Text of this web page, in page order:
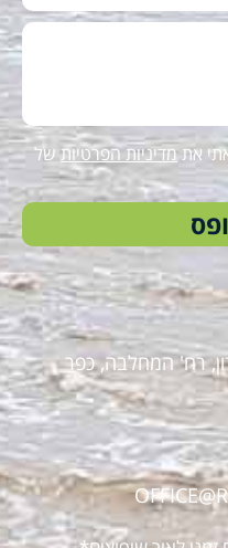
אתמדיניות הפרטיותשל
רח' המחלבה, כפר